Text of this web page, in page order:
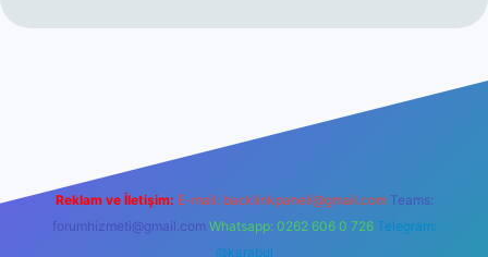
Reklam ve İletişim: E-mail: backlinkpaneli@gmail.com Teams:
forumhizmeti@gmail.com Whatsapp: 0262 606 0 726 Telegram:
@karabul